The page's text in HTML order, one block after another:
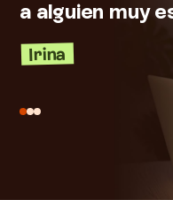
a alguien muy
Irina